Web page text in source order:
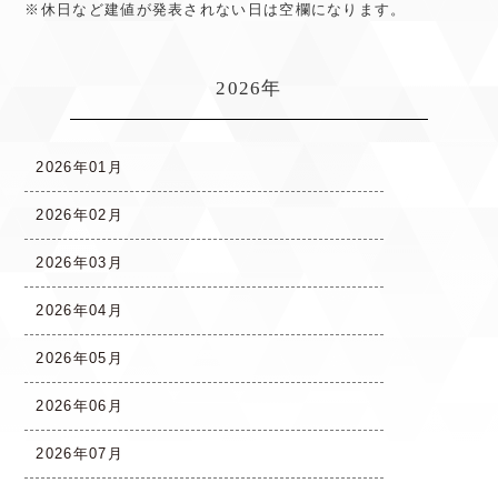
※休日など建値が発表されない日は空欄になります。
2026年
2026年01月
2026年02月
2026年03月
2026年04月
2026年05月
2026年06月
2026年07月